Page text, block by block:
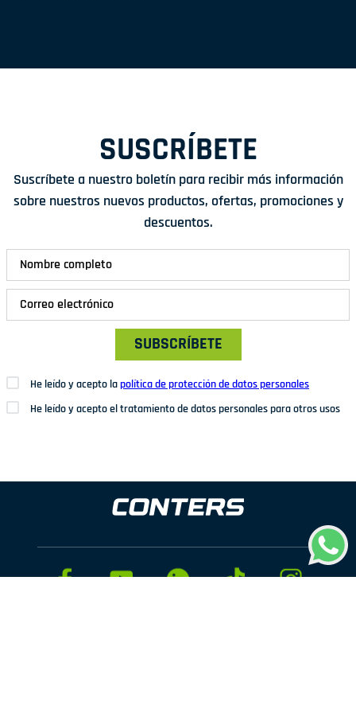
SUSCRÍBETE
Suscríbete a nuestro boletín para recibir más información
sobre nuestros nuevos productos, ofertas, promociones y
descuentos.
SUBSCRÍBETE
He leído y acepto lapolítica de protección de datos personales
He leído y acepto el tratamiento de datos personales para otros usos